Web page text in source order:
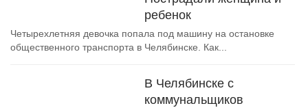
ребенок
Четырехлетняя девочка попала под машину на остановке
общественного транспорта в Челябинске. Как...
В Челябинске с
коммунальщиков